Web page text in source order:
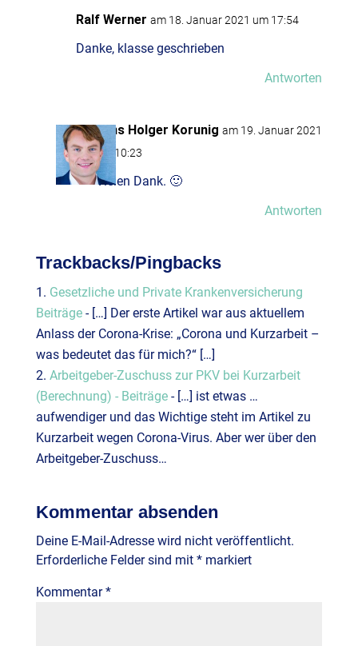
Ralf Werner am 18. Januar 2021 um 17:54
Danke, klasse geschrieben
Antworten
Jens Holger Korunig am 19. Januar 2021
um 10:23
Vielen Dank. 🙂
Antworten
Trackbacks/Pingbacks
Gesetzliche und Private Krankenversicherung
Beiträge- […] Der erste Artikel war aus aktuellem
Anlass der Corona-Krise: „Corona und Kurzarbeit –
was bedeutet das für mich?“ […]
Arbeitgeber-Zuschuss zur PKV bei Kurzarbeit
(Berechnung) - Beiträge- […] ist etwas …
aufwendiger und das Wichtige steht im Artikel zu
Kurzarbeit wegen Corona-Virus. Aber wer über den
Arbeitgeber-Zuschuss…
Kommentar absenden
Deine E-Mail-Adresse wird nicht veröffentlicht.
Erforderliche Felder sind mit *markiert
Kommentar*